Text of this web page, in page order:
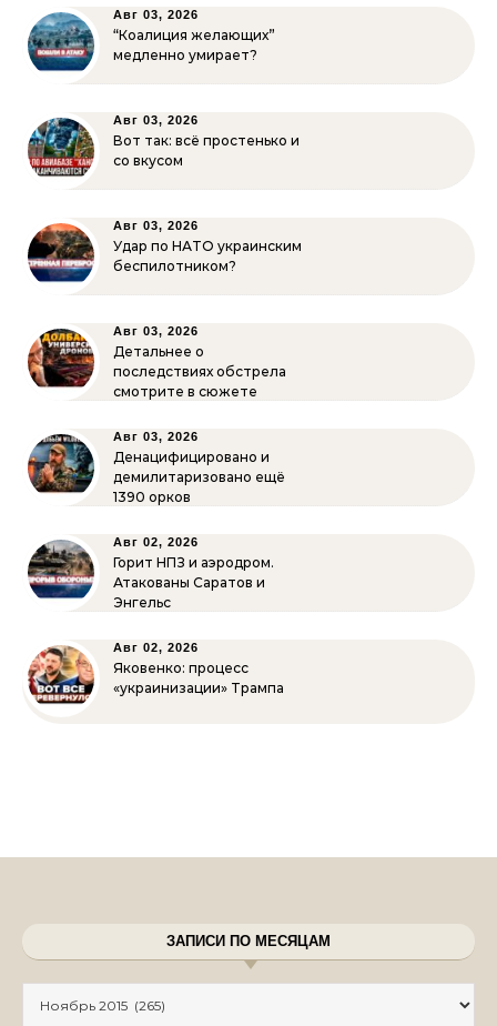
Авг 03, 2026
“Коалиция желающих”
медленно умирает?
Авг 03, 2026
Вот так: всё простенько и
со вкусом
Авг 03, 2026
Удар по НАТО украинским
беспилотником?
Авг 03, 2026
Детальнее о
последствиях обстрела
смотрите в сюжете
Авг 03, 2026
Денацифицировано и
демилитаризовано ещё
1390 орков
Авг 02, 2026
Горит НПЗ и аэродром.
Атакованы Саратов и
Энгельс
Авг 02, 2026
Яковенко: процесс
«украинизации» Трампа
ЗАПИСИ ПО МЕСЯЦАМ